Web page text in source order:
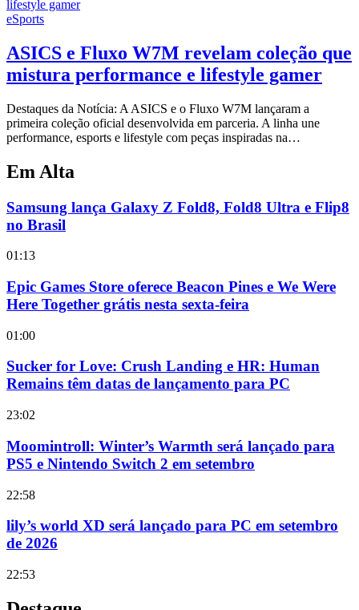
eSports
ASICS e Fluxo W7M revelam coleção que
mistura performance e lifestyle gamer
Destaques da Notícia: A ASICS e o Fluxo W7M lançaram a
primeira coleção oficial desenvolvida em parceria. A linha une
performance, esports e lifestyle com peças inspiradas na…
Em Alta
Samsung lança Galaxy Z Fold8, Fold8 Ultra e Flip8
no Brasil
01:13
Epic Games Store oferece Beacon Pines e We Were
Here Together grátis nesta sexta-feira
01:00
Sucker for Love: Crush Landing e HR: Human
Remains têm datas de lançamento para PC
23:02
Moomintroll: Winter’s Warmth será lançado para
PS5 e Nintendo Switch 2 em setembro
22:58
lily’s world XD será lançado para PC em setembro
de 2026
22:53